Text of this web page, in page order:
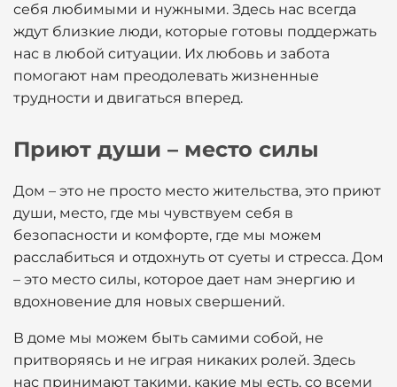
себя любимыми и нужными. Здесь нас всегда
ждут близкие люди, которые готовы поддержать
нас в любой ситуации. Их любовь и забота
помогают нам преодолевать жизненные
трудности и двигаться вперед.
Приют души – место силы
Дом – это не просто место жительства, это приют
души, место, где мы чувствуем себя в
безопасности и комфорте, где мы можем
расслабиться и отдохнуть от суеты и стресса. Дом
– это место силы, которое дает нам энергию и
вдохновение для новых свершений.
В доме мы можем быть самими собой, не
притворяясь и не играя никаких ролей. Здесь
нас принимают такими, какие мы есть, со всеми